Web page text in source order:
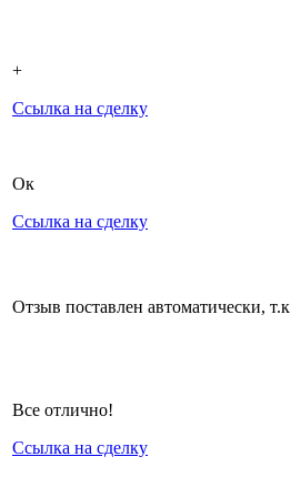
+
Ссылка на сделку
Ок
Ссылка на сделку
Отзыв поставлен автоматически,
Все отлично!
Ссылка на сделку